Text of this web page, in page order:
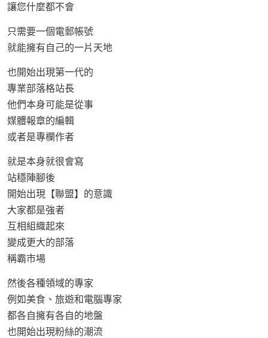
讓您什麼都不會
只需要一個電郵帳號
就能擁有自己的一片天地
也開始出現第一代的
專業部落格站長
他們本身可能是從事
媒體報章的編輯
或者是專欄作者
就是本身就很會寫
站穩陣腳後
開始出現【聯盟】的意識
大家都是強者
互相組織起來
變成更大的部落
稱霸市場
然後各種領域的專家
例如美食、旅遊和電腦專家
都各自擁有各自的地盤
也開始出現粉絲的潮流